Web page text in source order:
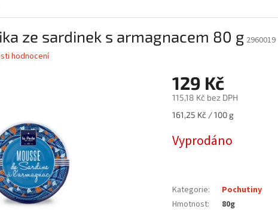
ze sardinek s armagnacem 80 g 2960019
hodnocení
129 Kč
115,18 Kč bez DPH
Měrná
161,25 Kč / 100 g
Vyprodáno
Kategorie:
Pochutiny
Hmotnost: 80g